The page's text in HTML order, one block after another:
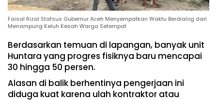
Faisal Rizal Stafsus Gubernur Aceh Menyempatkan Waktu Berdialog dan
Menampung Keluh Kesah Warga Setempat
Berdasarkan temuan di lapangan, banyak unit
Huntara yang progres fisiknya baru mencapai
30 hingga 50 persen.
Alasan di balik berhentinya pengerjaan ini
diduga kuat karena ulah kontraktor atau